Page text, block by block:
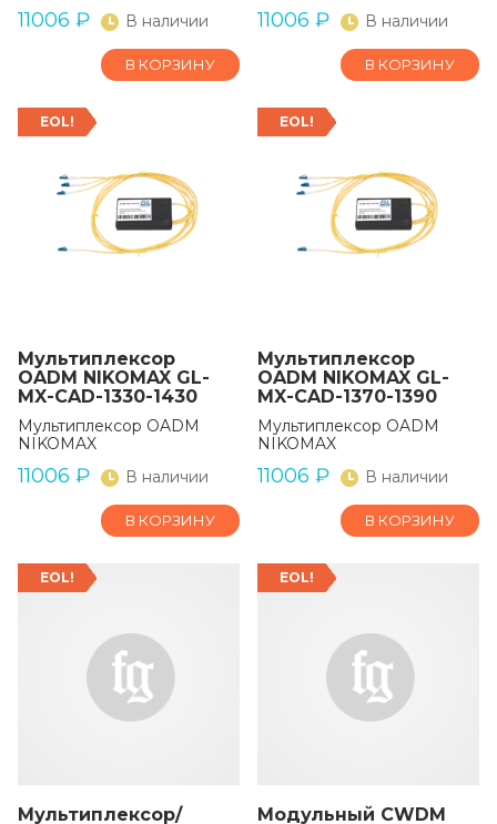
11006 ₽ В наличии
В КОРЗИНУ
11006 ₽ В наличии
В КОРЗИНУ
EOL!
Мультиплекcор
OADM NIKOMAX GL-
MX-CAD-1330-1430
Мультиплекcор OADM
NIKOMAX
11006 ₽ В наличии
В КОРЗИНУ
EOL!
Мультиплекcор
OADM NIKOMAX GL-
MX-CAD-1370-1390
Мультиплекcор OADM
NIKOMAX
11006 ₽ В наличии
В КОРЗИНУ
EOL!
Мультиплексор/
EOL!
Модульный CWDM